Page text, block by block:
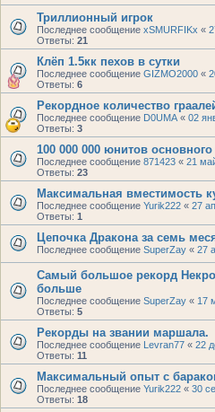
Триллионный игрок
Последнее сообщение xSMURFIKx «
Ответы: 21
Клёп 1.5кк пехов в сутки
Последнее сообщение GIZMO2000 «
Ответы: 6
Рекордное количество
Последнее сообщение D0UMA « 02
Ответы: 3
100 000 000 юнитов
Последнее сообщение 871423 « 21
Ответы: 23
Максимальная вместимость
Последнее сообщение Yurik222 « 27
Ответы: 1
Цепочка Дракона за семь
Последнее сообщение SuperZay « 27
Самый большое рекорд
больше
Последнее сообщение SuperZay « 17
Ответы: 5
Рекорды на звании маршала.
Последнее сообщение Levran77 « 22
Ответы: 11
Максимальный опыт с
Последнее сообщение Yurik222 « 30
Ответы: 18